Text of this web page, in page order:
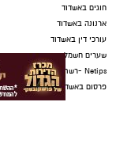
עקבו בפייסבוק
עקבו
חוגים באשדוד
ארנונה באשדוד
עורכי דין באשדוד
שערים חשמליים באשדוד
Netips -רשת חברתית לחכמת ההמונים
פרסום באשדוד
אשדוד נט ויקיפדיה